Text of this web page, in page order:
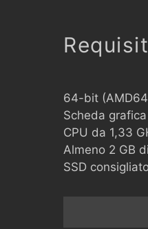
64-bit
Scheda
CPU da 1,33
Almeno 2 GB
SSD